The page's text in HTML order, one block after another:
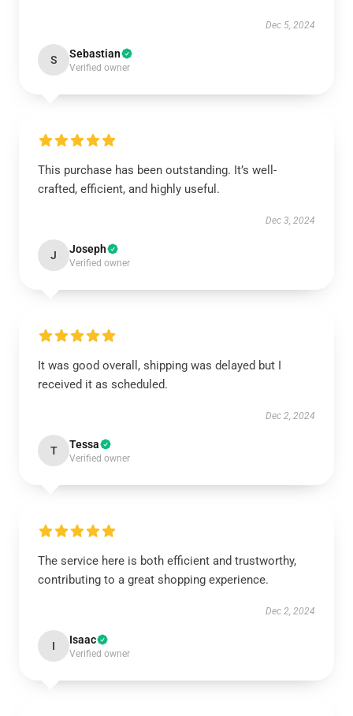
Dec 5, 2024
S Sebastian
Verified owner
This purchase has been outstanding. It’s well-
crafted, efficient, and highly useful.
Dec 3, 2024
J Joseph
Verified owner
It was good overall, shipping was delayed but I
received it as scheduled.
Dec 2, 2024
T Tessa
Verified owner
The service here is both efficient and trustworthy,
contributing to a great shopping experience.
Dec 2, 2024
I Isaac
Verified owner